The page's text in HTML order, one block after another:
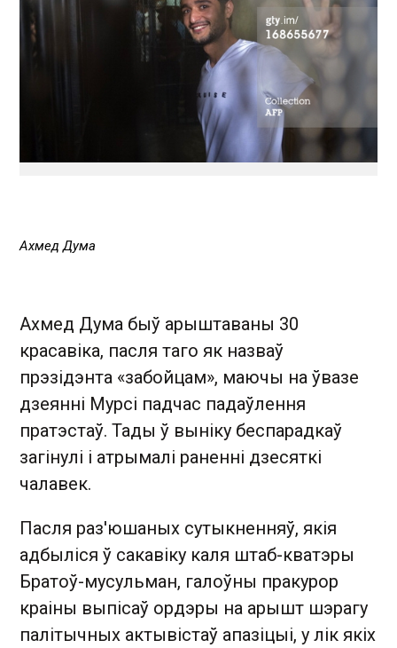
Ахмед Дума
Ахмед Дума быў арыштаваны 30
красавіка, пасля таго як назваў
прэзідэнта «забойцам», маючы на ​​ўвазе
дзеянні Мурсі падчас падаўлення
пратэстаў. Тады ў выніку беспарадкаў
загінулі і атрымалі раненні дзесяткі
чалавек.
Пасля раз'юшаных сутыкненняў, якія
адбыліся ў сакавіку каля штаб-кватэры
Братоў-мусульман, галоўны пракурор
краіны выпісаў ордэры на арышт шэрагу
палітычных актывістаў апазіцыі, у лік якіх